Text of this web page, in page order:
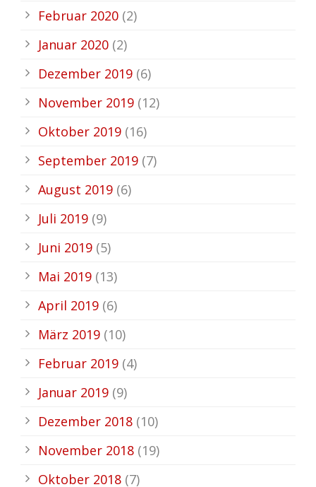
Februar 2020 (2)
Januar 2020 (2)
Dezember 2019 (6)
November 2019 (12)
Oktober 2019 (16)
September 2019 (7)
August 2019 (6)
Juli 2019 (9)
Juni 2019 (5)
Mai 2019 (13)
April 2019 (6)
März 2019 (10)
Februar 2019 (4)
Januar 2019 (9)
Dezember 2018 (10)
November 2018 (19)
Oktober 2018 (7)